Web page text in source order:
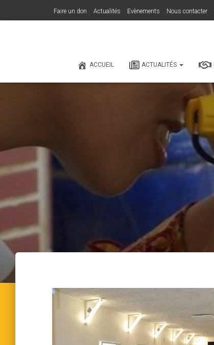
Faire un don Actualités Evènements Nous contacter
ACCUEIL ACTUALITÉS